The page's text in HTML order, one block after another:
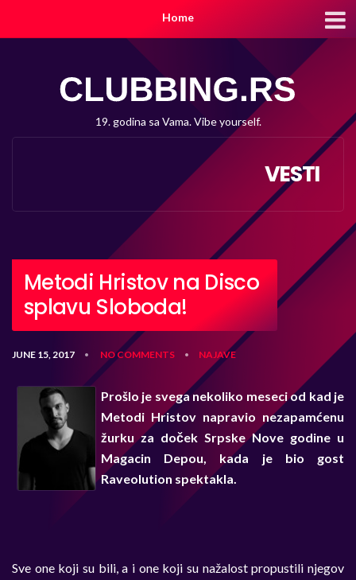
Home
19. godina sa Vama. Vibe yourself.
VESTI
Metodi Hristov na Disco
splavu Sloboda!
JUNE 15, 2017 • NO COMMENTS • NAJAVE
Prošlo je svega nekoliko meseci od kad je
Metodi Hristov napravio nezapamćenu
žurku za doček Srpske Nove godine u
Magacin Depou, kada je bio gost
Raveolution spektakla.
Sve one koji su bili, a i one koji su nažalost propustili njegov